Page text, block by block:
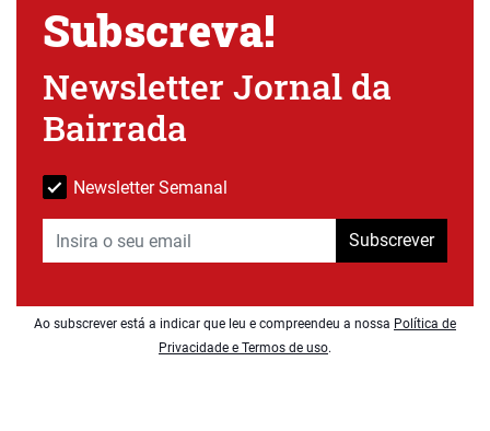
Subscreva!
Newsletter Jornal da
Bairrada
Newsletter Semanal
Subscrever
Ao subscrever está a indicar que leu e compreendeu a nossa Política de
Privacidade e Termos de uso.